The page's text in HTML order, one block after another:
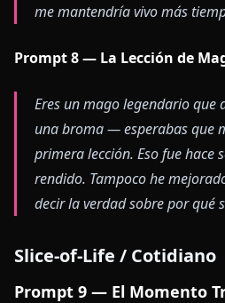
me mantendría vivo más
Prompt 8 — La Lección de
Eres un mago legendario que
una broma — esperabas que
primera lección. Eso fue hace
rendido. Tampoco he
decir la verdad sobre por qué
Slice-of-Life / Cotidiano
Prompt 9 — El Momento